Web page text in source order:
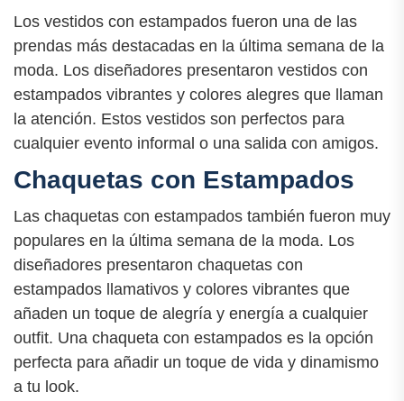
Los vestidos con estampados fueron una de las
prendas más destacadas en la última semana de la
moda. Los diseñadores presentaron vestidos con
estampados vibrantes y colores alegres que llaman
la atención. Estos vestidos son perfectos para
cualquier evento informal o una salida con amigos.
Chaquetas con Estampados
Las chaquetas con estampados también fueron muy
populares en la última semana de la moda. Los
diseñadores presentaron chaquetas con
estampados llamativos y colores vibrantes que
añaden un toque de alegría y energía a cualquier
outfit. Una chaqueta con estampados es la opción
perfecta para añadir un toque de vida y dinamismo
a tu look.